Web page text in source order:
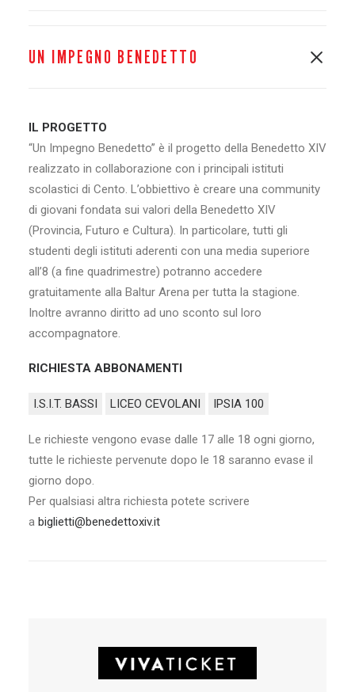
UN IMPEGNO BENEDETTO
IL PROGETTO
“Un Impegno Benedetto” è il progetto della Benedetto XIV
realizzato in collaborazione con i principali istituti
scolastici di Cento. L’obbiettivo è creare una community
di giovani fondata sui valori della Benedetto XIV
(Provincia, Futuro e Cultura). In particolare, tutti gli
studenti degli istituti aderenti con una media superiore
all’8 (a fine quadrimestre) potranno accedere
gratuitamente alla Baltur Arena per tutta la stagione.
Inoltre avranno diritto ad uno sconto sul loro
accompagnatore.
RICHIESTA ABBONAMENTI
I.S.I.T. BASSI LICEO CEVOLANI IPSIA 100
Le richieste vengono evase dalle 17 alle 18 ogni giorno,
tutte le richieste pervenute dopo le 18 saranno evase il
giorno dopo.
Per qualsiasi altra richiesta potete scrivere
a biglietti@benedettoxiv.it